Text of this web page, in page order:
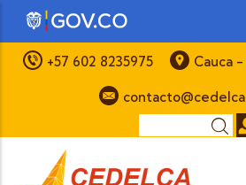
Pasar al contenido principal
+57 602 8235975 Cauca